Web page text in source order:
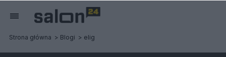
Strona główna Blogi elig